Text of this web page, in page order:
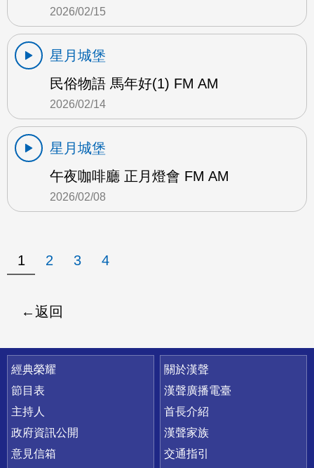
2026/02/15
星月城堡
民俗物語 馬年好(1) FM AM
2026/02/14
星月城堡
午夜咖啡廳 正月燈會 FM AM
2026/02/08
1 2 3 4
返回
快速連結
經典榮耀
節目表
主持人
政府資訊公開
意見信箱
關於漢聲
漢聲廣播電臺
首長介紹
漢聲家族
交通指引